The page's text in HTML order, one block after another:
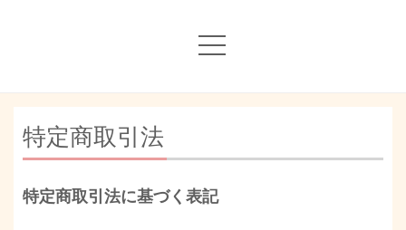
特定商取引法
特定商取引法に基づく表記